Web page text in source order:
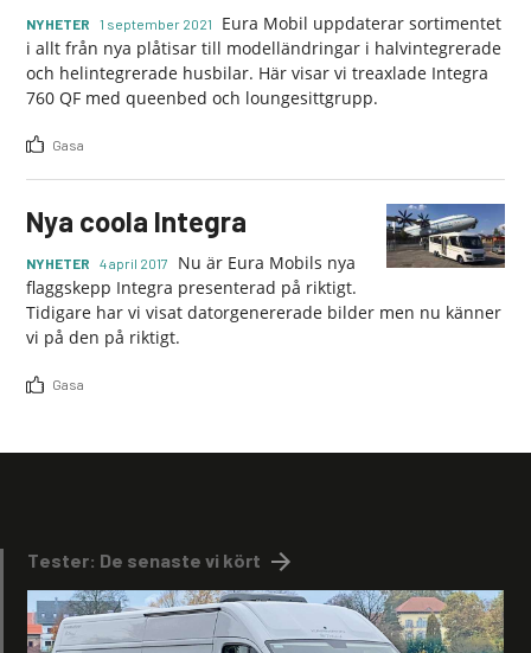
NYHETER 1 september 2021
Eura Mobil uppdaterar sortimentet
i allt från nya plåtisar till modelländringar i halvintegrerade
och helintegrerade husbilar. Här visar vi treaxlade Integra
760 QF med queenbed och loungesittgrupp.
Gasa
Nya coola Integra
NYHETER 4 april 2017
Nu är Eura Mobils nya
flaggskepp Integra presenterad på riktigt.
Tidigare har vi visat datorgenererade bilder men nu känner
vi på den på riktigt.
Gasa
Tester: De senaste vi kört